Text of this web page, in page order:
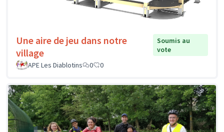
Une aire de jeu dans notre
village
Soumis au
vote
APE Les Diablotins
0 0